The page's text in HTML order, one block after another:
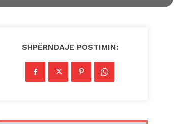
SHPËRNDAJE POSTIMIN: